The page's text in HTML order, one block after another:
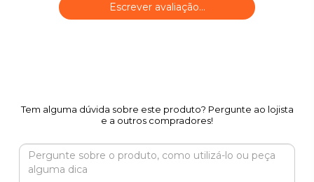
Escrever avaliação...
Tem alguma dúvida sobre este produto? Pergunte ao lojista
e a outros compradores!